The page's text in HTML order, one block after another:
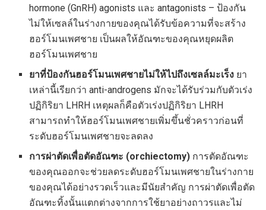
hormone (GnRH) agonists และ antagonists – ป้องกัน
ไม่ให้เซลล์ในร่างกายของคุณได้รับข้อความที่จะสร้าง
ฮอร์โมนเพศชาย เป็นผลให้อัณฑะของคุณหยุดผลิต
ฮอร์โมนเพศชาย
ยาที่ป้องกันฮอร์โมนเพศชายไม่ให้ไปถึงเซลล์มะเร็ง ยา
เหล่านี้เรียกว่า anti-androgens มักจะได้รับร่วมกับตัวเร่ง
ปฏิกิริยา LHRH เหตุผลก็คือตัวเร่งปฏิกิริยา LHRH
สามารถทำให้ฮอร์โมนเพศชายเพิ่มขึ้นชั่วคราวก่อนที่
ระดับฮอร์โมนเพศชายจะลดลง
การผ่าตัดเพื่อตัดอัณฑะ (orchiectomy) การตัดอัณฑะ
ของคุณออกจะช่วยลดระดับฮอร์โมนเพศชายในร่างกาย
ของคุณได้อย่างรวดเร็วและมีนัยสำคัญ การผ่าตัดเพื่อตัด
อัณฑะทิ้งนั้นแตกต่างจากการใช้ยาอย่างถาวรและไม่